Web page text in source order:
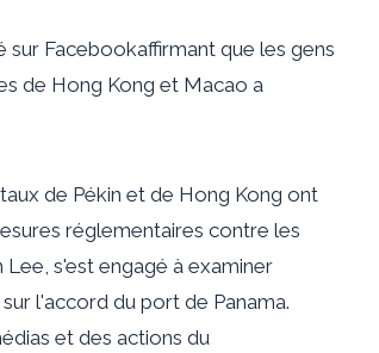
sur Facebookaffirmant que les gens
de Hong Kong et Macao a
de Pékin et de Hong Kong ont
réglementaires contre les
s'est engagé à examiner
l'accord du port de Panama.
et des actions du